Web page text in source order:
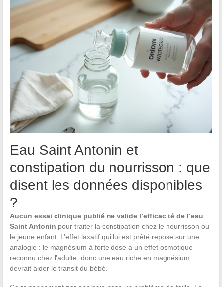
Eau Saint Antonin et
constipation du nourrisson : que
disent les données disponibles
?
Aucun essai clinique publié ne valide l’efficacité de l’eau
Saint Antonin pour traiter la constipation chez le nourrisson ou
le jeune enfant. L’effet laxatif qui lui est prêté repose sur une
analogie : le magnésium à forte dose a un effet osmotique
reconnu chez l’adulte, donc une eau riche en magnésium
devrait aider le transit du bébé.